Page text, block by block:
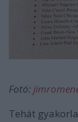
Fotó:
Tehát